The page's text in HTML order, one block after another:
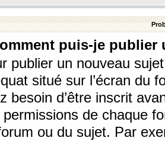
puis-je
publier un nouveau
situé sur l’écran du
besoin d’être inscrit
de chaque
ou du sujet. Par